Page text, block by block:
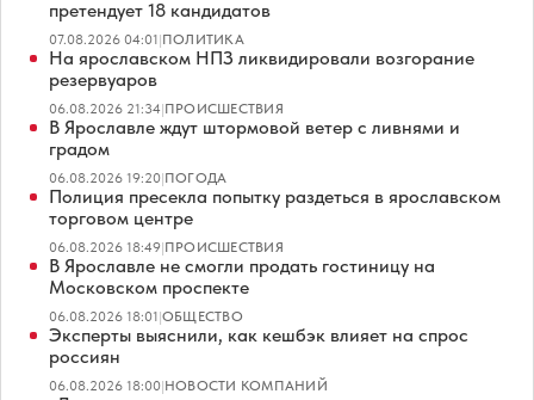
претендует 18 кандидатов
07.08.2026 04:01|ПОЛИТИКА
На ярославском НПЗ ликвидировали возгорание
резервуаров
06.08.2026 21:34|ПРОИСШЕСТВИЯ
В Ярославле ждут штормовой ветер с ливнями и
градом
06.08.2026 19:20|ПОГОДА
Полиция пресекла попытку раздеться в ярославском
торговом центре
06.08.2026 18:49|ПРОИСШЕСТВИЯ
В Ярославле не смогли продать гостиницу на
Московском проспекте
06.08.2026 18:01|ОБЩЕСТВО
Эксперты выяснили, как кешбэк влияет на спрос
россиян
06.08.2026 18:00|НОВОСТИ КОМПАНИЙ